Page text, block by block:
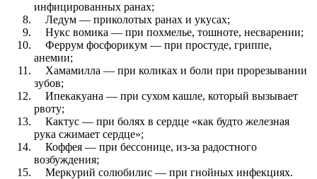
инфицированных ранах;
Ледум — приколотых ранах и укусах;
Нукс вомика — при похмелье, тошноте, несварении;
Феррум фосфорикум — при простуде, гриппе,
анемии;
Хамамилла — при коликах и боли при прорезывании
зубов;
Ипекакуана — при сухом кашле, который вызывает
рвоту;
Кактус — при болях в сердце «как будто железная
рука сжимает сердце»;
Коффея — при бессонице, из-за радостного
возбуждения;
Меркурий солюбилис — при гнойных инфекциях.